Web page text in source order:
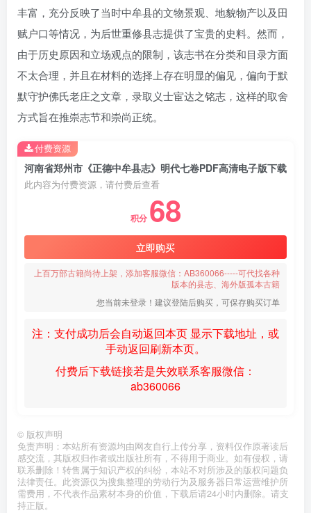
丰富，充分反映了当时中牟县的文物景观、地貌物产以及田
赋户口等情况，为后世重修县志提供了宝贵的史料。然而，
由于历史原因和立场观点的限制，该志书在分类和目录方面
不太合理，并且在材料的选择上存在明显的偏见，偏向于默
默守护佛氏老庄之文章，录取义士宦达之铭志，这样的取舍
方式旨在推崇志节和崇尚正统。
河南省郑州市《正德中牟县志》明代七卷PDF高清电子版下载
此内容为付费资源，请付费后查看
积分 68
立即购买
上百万部古籍尚待上架，添加客服微信：AB360066-----可代找各种
版本的县志、海外版孤本古籍
您当前未登录！建议登陆后购买，可保存购买订单
注：支付成功后会自动返回本页 显示下载地址，或
手动返回刷新本页。
付费后下载链接若是失效联系客服微信：
ab360066
付费资源
© 版权声明
免责声明：本站所有资源均由网友自行上传分享，资料仅作原著读后
感交流，其版权归作者或出版社所有，不得用于商业。如有侵权，请
联系删除！转售属于知识产权的纠纷，本站不对所涉及的版权问题负
法律责任。此资源仅为搜集整理的劳动行为及服务器日常运营维护所
需费用，不代表作品素材本身的价值，下载后请24小时内删除。请支
持正版。